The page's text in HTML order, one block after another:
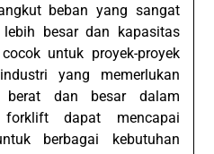
beban yang sangat
besar dan kapasitas
untuk proyek-proyek
yang memerlukan
berat dan besar dalam
dapat mencapai
berbagai kebutuhan